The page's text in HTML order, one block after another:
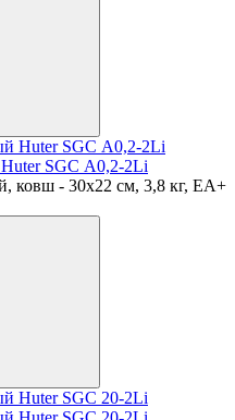
SGC А0,2-2Li
ковш - 30x22 см, 3,8 кг, ЕА+